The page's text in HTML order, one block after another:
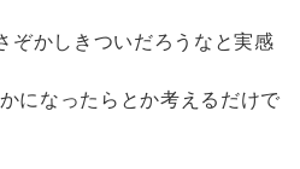
ぞかしきついだろうなと実感
になったらとか考えるだけで